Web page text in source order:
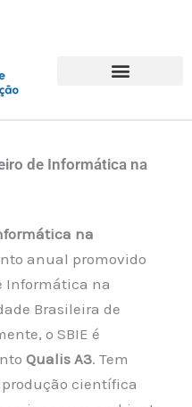
de Informática na
na
anual promovido
Informática na
Brasileira de
o SBIE é
Qualis A3. Tem
científica